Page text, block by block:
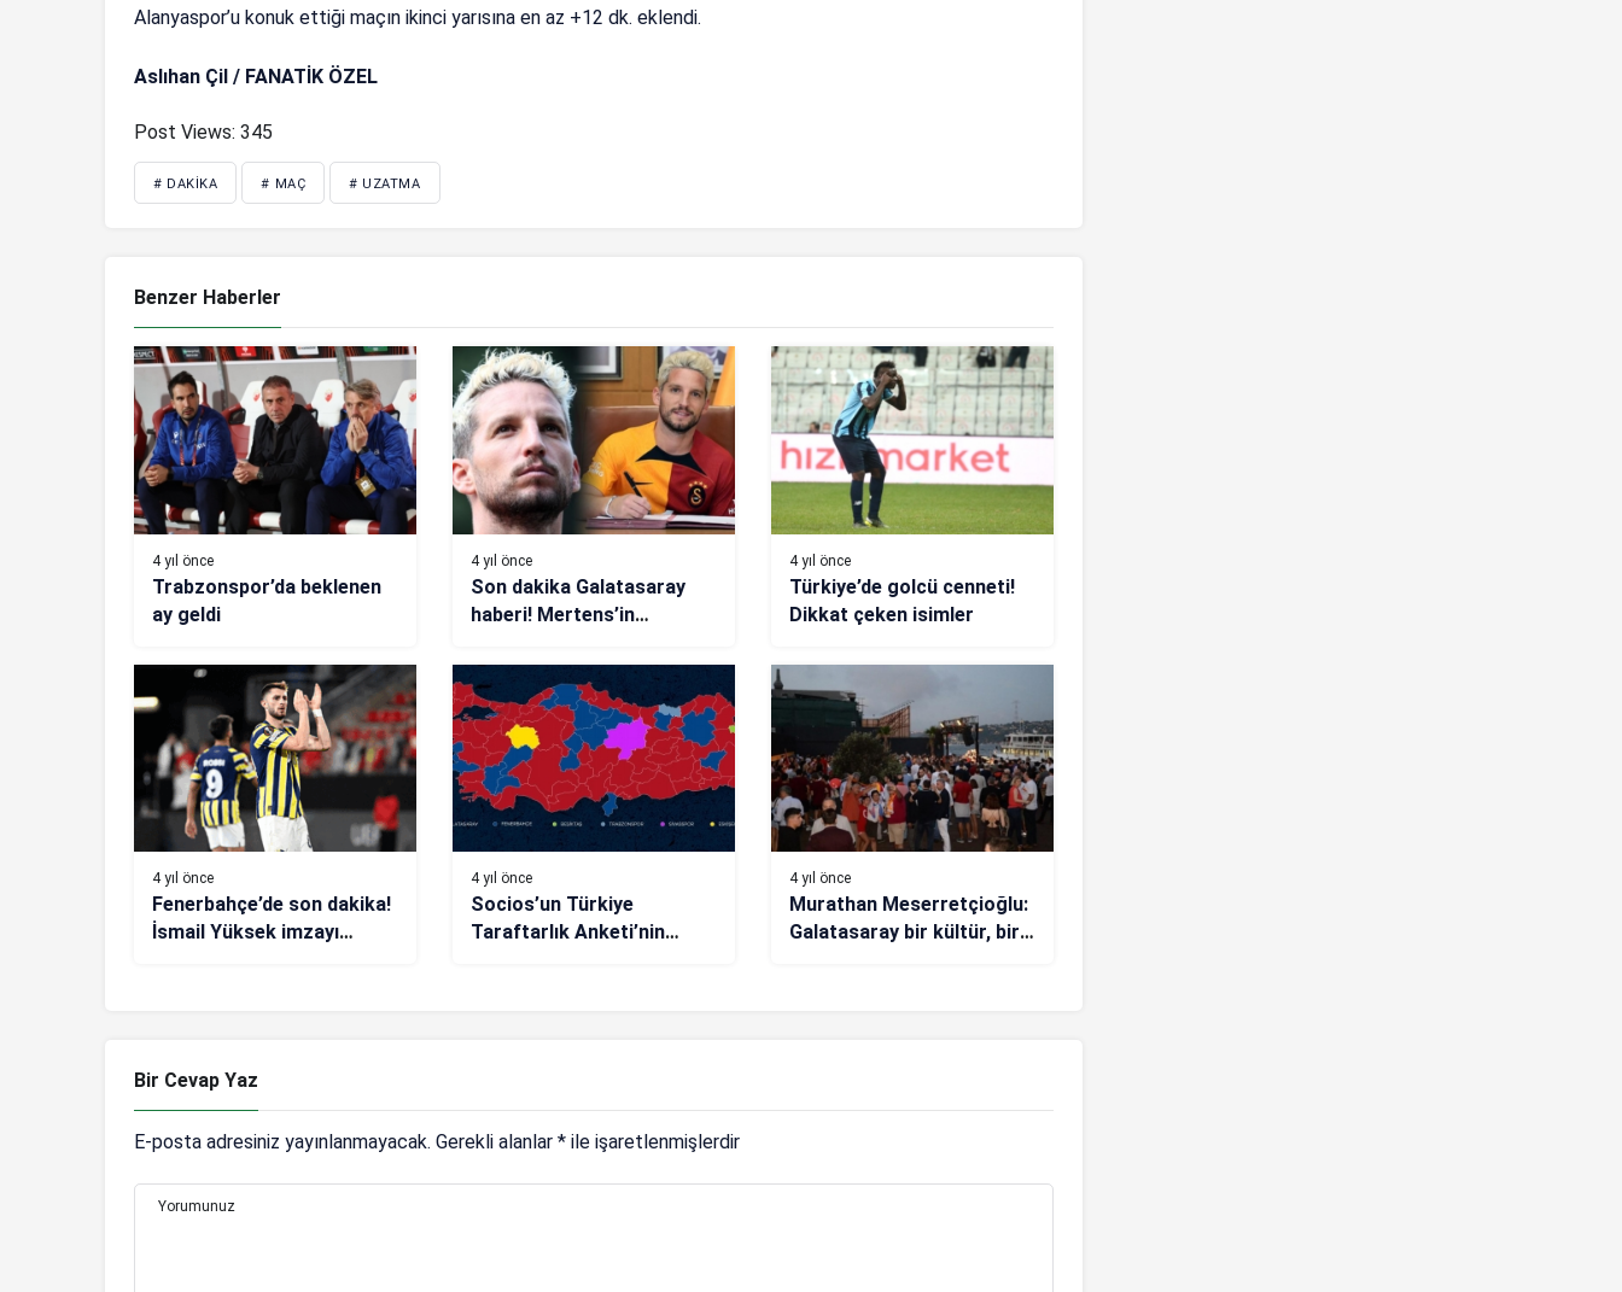
Alanyaspor’u konuk ettiği maçın ikinci yarısına en az +12 dk. eklendi.
Aslıhan Çil / FANATİK ÖZEL
Post Views: 345
# DAKIKA # MAÇ # UZATMA
Benzer Haberler
4 yıl önce
Trabzonspor’da beklenen
ay geldi
4 yıl önce
Son dakika Galatasaray
haberi! Mertens’in
4 yıl önce
Türkiye’de golcü cenneti!
Dikkat çeken isimler
4 yıl önce
Fenerbahçe’de son dakika!
İsmail Yüksek imzayı
4 yıl önce
Socios’un Türkiye
Taraftarlık Anketi’nin
4 yıl önce
Murathan Meserretçioğlu:
Galatasaray bir kültür, bir
Bir Cevap Yaz
E-posta adresiniz yayınlanmayacak. Gerekli alanlar * ile işaretlenmişlerdir
Yorumunuz